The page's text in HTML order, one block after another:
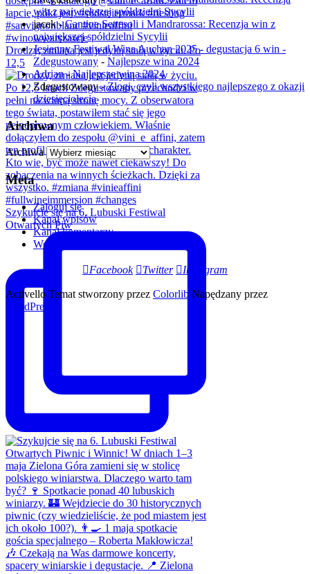
Drodzy, zmiana jest jedyną stałą w życiu. Po
12,5
Szykujcie się na 6. Lubuski Festiwal
Otwartych Piw
win z największej spółdzielni Sycylii
jacek-Cantine Settesoli i Mandrarossa: Recenzja win z
największej spółdzielni Sycylii
Jesienny Festiwal Wina Auchan 2025 - degustacja 6 win -
Zdegustowany - Najlepsze wina 2024
Adrian-Najlepsze wina 2024
Zdegustowany-Złogi, czyli wszystkiego najlepszego z okazji
dziesięciolecia
Archiwa
Archiwa
Meta
Zaloguj się
Kanał wpisów
Kanał komentarzy
WordPress.org
Facebook Twitter Instagram
Activello Temat stworzony przez Colorlib Napędzany przez
WordPress